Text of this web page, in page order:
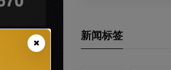
新闻标签